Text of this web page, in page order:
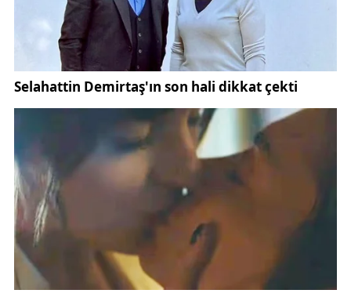
birbirine yabancılaştırmayan, geçmişle bugün
arasında sıcak bir köprü kuran günlere vesile olması
dileğiyle… Ve tüm Sivaslı hemşehrilerimin Kurban
Bayramı’nı içtenlikle kutluyorum. Bayramınız; sağlık,
huzur ve sevdiklerinizle birlikte güzel hatıralarla dolu